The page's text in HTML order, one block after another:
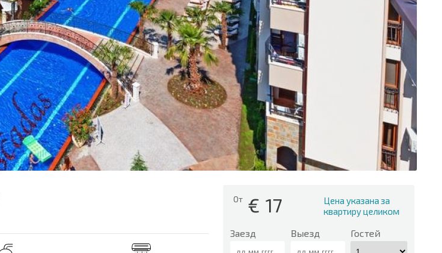
От € 17
Цена указана за
квартиру целиком
Заезд Выезд Гостей